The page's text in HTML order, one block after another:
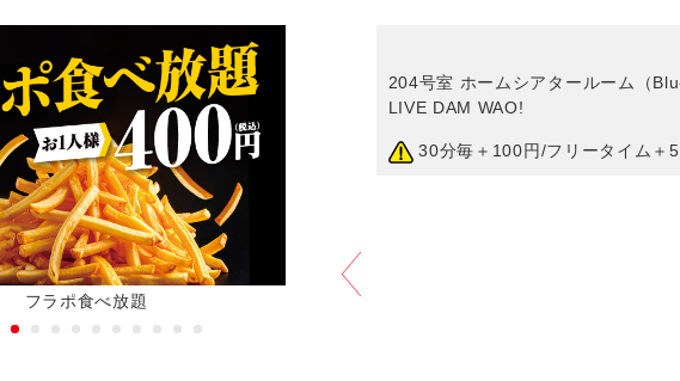
フラポ食べ放題